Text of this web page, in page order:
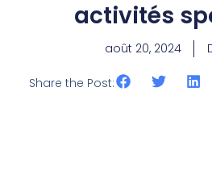
activités
août 20, 2024
Share the Post: